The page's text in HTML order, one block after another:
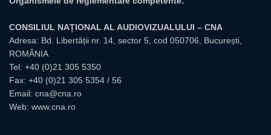
CONSILIUL NAȚIONAL AL AUDIOVIZUALULUI – CNA
Adresa: Bd. Libertății nr. 14, sector 5, cod 050706, București,
ROMÂNIA
Tel: +40 (0)21 305 5350
Fax: +40 (0)21 305 5354 / 56
Email: cna@cna.ro
Web: www.cna.ro